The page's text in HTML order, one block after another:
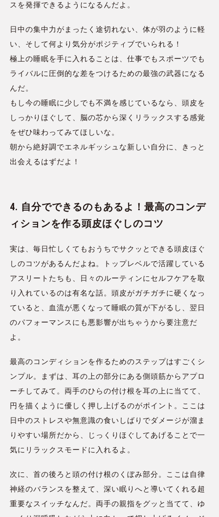
スを発揮できるようになるんだよ。
日中の集中力がまったく途切れない、体が羽のように軽
い、そして何より気分がポジティブでいられる！
極上の睡眠を手に入れることは、仕事でもスポーツでも
ライバルに圧倒的な差をつけるための最強の武器になる
んだ。
もし今の睡眠に少しでも不満を感じているなら、頭皮を
しっかりほぐして、脳の芯から深くリラックスする感覚
をぜひ味わってみてほしいな。
朝から絶好調でエネルギッシュな新しい自分に、きっと
出会えるはずだよ！
4. 自分でできるのもあるよ！最高のコンデ
ィションを作る頭皮ほぐしのコツ
実は、毎日忙しくてもおうちでサクッとできる頭皮ほぐ
しのコツがあるんだよね。トップレベルで活躍している
アスリートたちも、日々のルーティンにセルフケアを取
り入れているのは有名な話。頭皮がガチガチに硬くなっ
ていると、血流が悪くなって睡眠の質が下がるし、翌日
のパフォーマンスにも悪影響が出ちゃうから要注意だ
よ。
最高のコンディションを作るためのステップはすごくシ
ンプル。まずは、耳の上の部分にある側頭筋からアプロ
ーチしてみて。両手のひらの付け根を耳の上に当てて、
円を描くように優しく押し上げるのがポイント。ここは
日中のストレスや無意識の食いしばりでダメージが溜ま
りやすい場所だから、じっくりほぐしてあげることで一
気にリラックスモードに入れるよ。
次に、首の後ろと頭の付け根のくぼみ部分。ここは自律
神経のバランスを整えて、深い眠りへと導いてくれる超
重要なスイッチなんだ。両手の親指をグッと当てて、ゆ